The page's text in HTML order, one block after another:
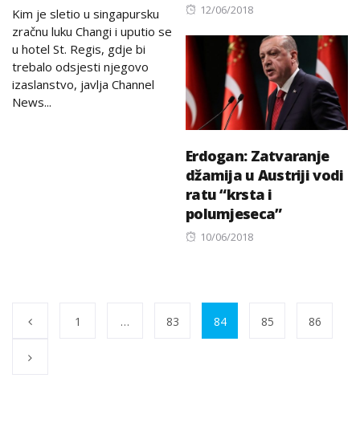
Posted
12/06/2018
Kim je sletio u singapursku
zračnu luku Changi i uputio se
u hotel St. Regis, gdje bi
trebalo odsjesti njegovo
izaslanstvo, javlja Channel
News...
Erdogan: Zatvaranje
džamija u Austriji vodi
ratu “krsta i
polumjeseca”
Posted
10/06/2018
1 … 83 84 85 86